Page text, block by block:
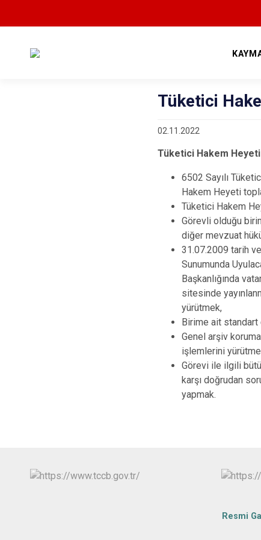
Tüketici
02.11.2022
Tüketici Hakem
6502 Sayılı
Hakem Heyeti
Tüketici Hakem
Görevli olduğu
diğer mevzuat
31.07.2009 tarih
Sunumunda
Başkanlığında
sitesinde
yürütmek,
Birime ait standart
Genel arşiv
işlemlerini
Görevi ile ilgili
karşı doğrudan
yapmak.
Resmi